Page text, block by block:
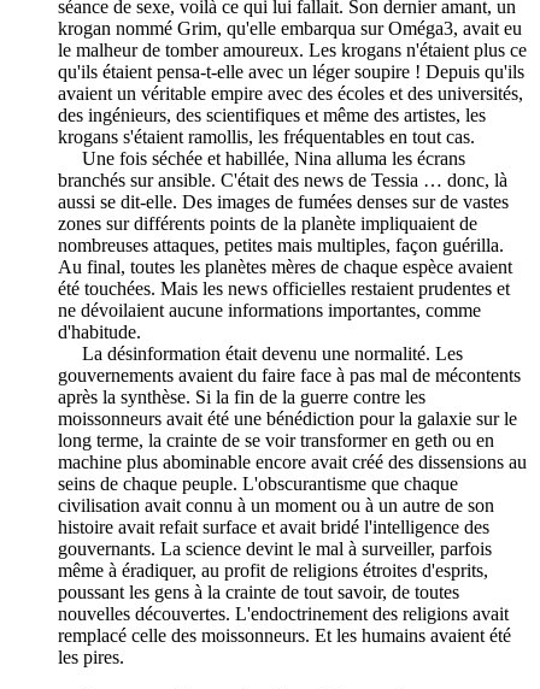
séance de sexe, voilà ce qui lui fallait. Son dernier amant, un
krogan nommé Grim, qu'elle embarqua sur Oméga3, avait eu
le malheur de tomber amoureux. Les krogans n'étaient plus ce
qu'ils étaient pensa-t-elle avec un léger soupire ! Depuis qu'ils
avaient un véritable empire avec des écoles et des universités,
des ingénieurs, des scientifiques et même des artistes, les
krogans s'étaient ramollis, les fréquentables en tout cas.
Une fois séchée et habillée, Nina alluma les écrans
branchés sur ansible. C'était des news de Tessia … donc, là
aussi se dit-elle. Des images de fumées denses sur de vastes
zones sur différents points de la planète impliquaient de
nombreuses attaques, petites mais multiples, façon guérilla.
Au final, toutes les planètes mères de chaque espèce avaient
été touchées. Mais les news officielles restaient prudentes et
ne dévoilaient aucune informations importantes, comme
d'habitude.
La désinformation était devenu une normalité. Les
gouvernements avaient du faire face à pas mal de mécontents
après la synthèse. Si la fin de la guerre contre les
moissonneurs avait été une bénédiction pour la galaxie sur le
long terme, la crainte de se voir transformer en geth ou en
machine plus abominable encore avait créé des dissensions au
seins de chaque peuple. L'obscurantisme que chaque
civilisation avait connu à un moment ou à un autre de son
histoire avait refait surface et avait bridé l'intelligence des
gouvernants. La science devint le mal à surveiller, parfois
même à éradiquer, au profit de religions étroites d'esprits,
poussant les gens à la crainte de tout savoir, de toutes
nouvelles découvertes. L'endoctrinement des religions avait
remplacé celle des moissonneurs. Et les humains avaient été
les pires.